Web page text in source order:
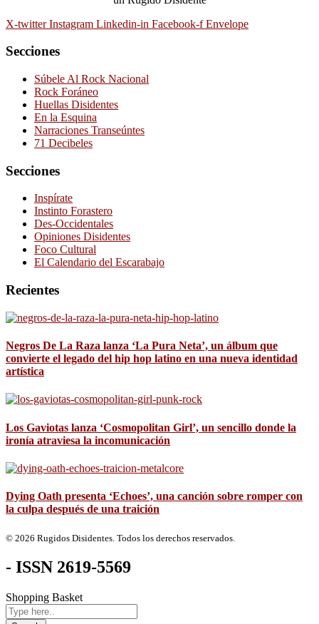
X-twitter Instagram Linkedin-in Facebook-f Envelope
Secciones
Súbele Al Rock Nacional
Rock Foráneo
Huellas Disidentes
En la Esquina
Narraciones Transeúntes
71 Decibeles
Secciones
Inspírate
Instinto Forastero
Des-Occidentales
Opiniones Disidentes
Foco Cultural
El Calendario del Escarabajo
Recientes
Negros De La Raza lanza ‘La Pura Neta’, un álbum que
convierte el legado del hip hop latino en una nueva identidad
artística
Los Gaviotas lanza ‘Cosmopolitan Girl’, un sencillo donde la
ironía atraviesa la incomunicación
Dying Oath presenta ‘Echoes’, una canción sobre romper con
la culpa después de una traición
© 2026 Rugidos Disidentes. Todos los derechos reservados.
- ISSN 2619-5569
Shopping Basket